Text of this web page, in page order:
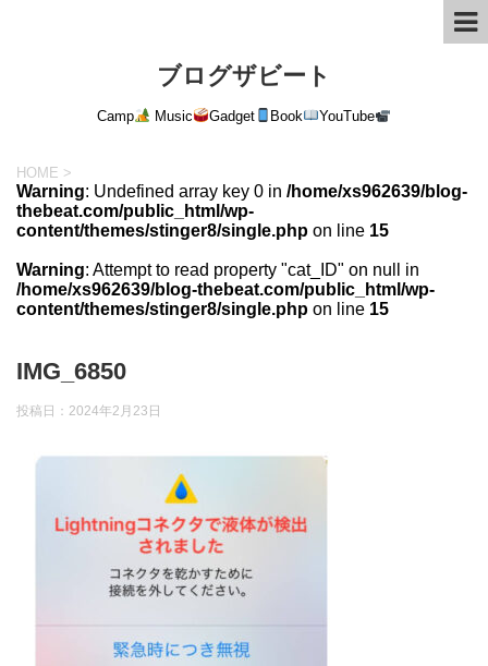
ブログザビート
Camp Music Gadget Book YouTube
HOME >
Warning: Undefined array key 0 in /home/xs962639/blog-
thebeat.com/public_html/wp-
content/themes/stinger8/single.php on line 15
Warning: Attempt to read property "cat_ID" on null in
/home/xs962639/blog-thebeat.com/public_html/wp-
content/themes/stinger8/single.php on line 15
IMG_6850
投稿日： 2024年2月23日